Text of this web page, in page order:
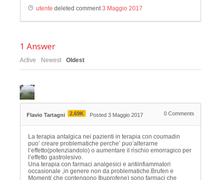
utente deleted comment3 Maggio 2017
1 Answer
Active Newest Oldest
Flavio Tartagni 2.69K Posted 3 Maggio 2017 0 Comments
La terapia antalgica nei pazienti in terapia con coumadin
puo’ creare problematiche perche’ puo’alterarne
l’effetto(potenziandolo) o aumentare il rischio emorragico per
l’effetto gastrolesivo.
Una terapia con farmaci analgesici e antiinfiammatori
occasionale ,in genere non da problematiche.Brufen e
Moment( che contengono Ibuprofene) sono farmaci che